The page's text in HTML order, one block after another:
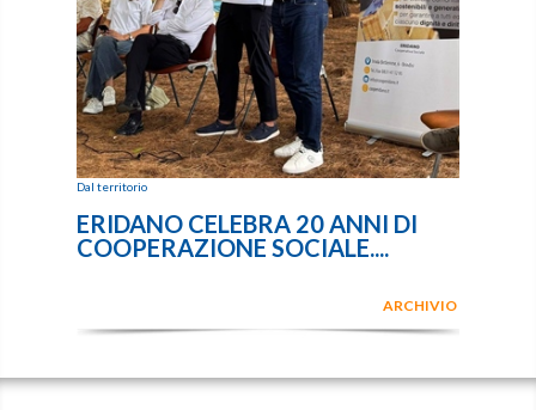
Dal territorio
ERIDANO CELEBRA 20 ANNI DI
COOPERAZIONE SOCIALE....
ARCHIVIO